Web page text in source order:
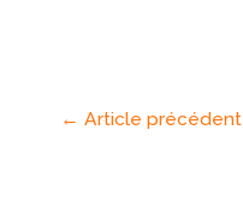
← Article précédent